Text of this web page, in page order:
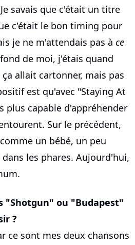
savais que c'était un titre
c'était le bon timing pour
je ne m'attendais pas à ce
de moi, j'étais quand
allait cartonner, mais pas
est qu'avec "Staying At
plus capable d'appréhender
Sur le précédent,
un bébé, un peu
les phares. Aujourd'hui,
"Shotgun" ou "Budapest"
?
ce sont mes deux chansons